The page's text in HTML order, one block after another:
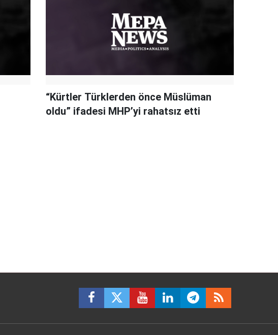
“Kürtler Türklerden önce Müslüman
oldu” ifadesi MHP’yi rahatsız etti